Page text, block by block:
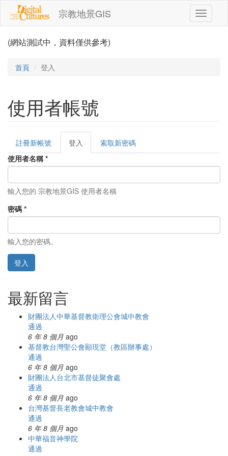
移至主內容
宗教地景GIS
Toggle
(網站測試中，資料僅供參考)
首頁 登入
使用者帳號
主要索引標籤
註冊新帳號 登入
籤)
索取新密碼
使用者名稱 *
輸入您的 宗教地景GIS 使用者名稱
密碼 *
輸入您的密碼。
登入
最新留言
財團法人中華基督教衛理公會城中教會
通過
6 年 8 個月 ago
基督教台灣聖公會顯現堂（教區辦事處）
通過
6 年 8 個月 ago
財團法人台北市基督徒聚會處
通過
6 年 8 個月 ago
台灣基督長老教會城中教會
通過
6 年 8 個月 ago
中華福音神學院
通過